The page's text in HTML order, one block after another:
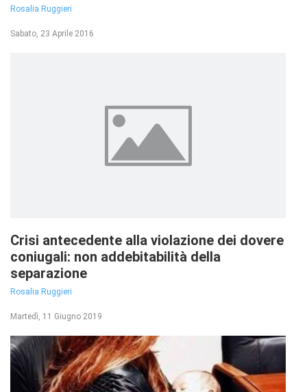
Rosalia Ruggieri
Sabato, 23 Aprile 2016
Crisi antecedente alla violazione dei dovere
coniugali: non addebitabilità della
separazione
Rosalia Ruggieri
Martedì, 11 Giugno 2019